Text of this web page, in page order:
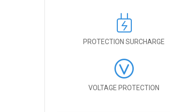
PROTECTION SURCHARGE
VOLTAGE PROTECTION